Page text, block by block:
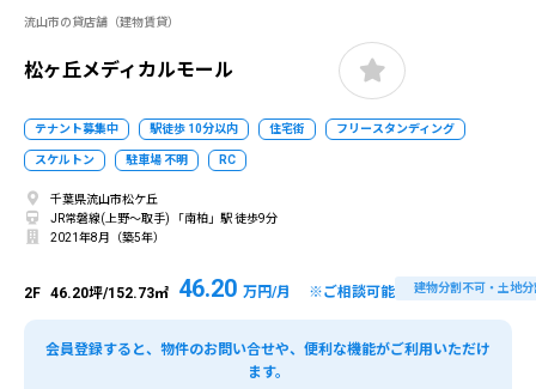
流山市の貸店舗（建物賃貸）
松ヶ丘メディカルモール
テナント募集中 駅徒歩 10分以内 住宅街 フリースタンディング
スケルトン 駐車場 不明 RC
千葉県流山市松ケ丘
JR常磐線(上野～取手) 「南柏」駅 徒歩9分
2021年8月（築5年）
2F 46.20坪/152.73㎡ 46.20 万円/月 ※ご相談可能 建物分割不可・土地分
会員登録すると、物件のお問い合せや、便利な機能がご利用いただけ
ます。